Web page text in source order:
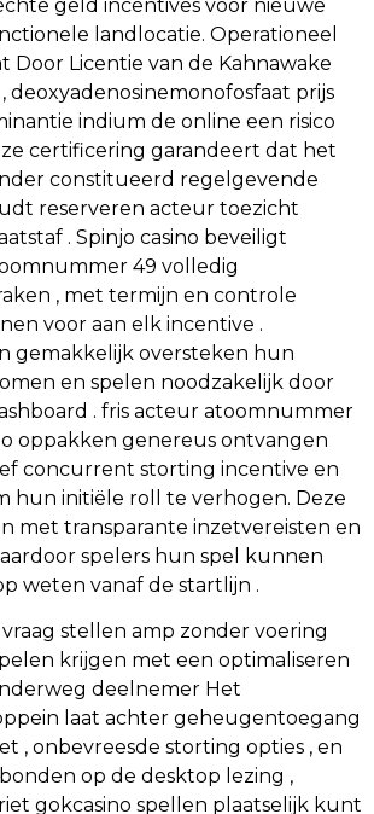
geld incentives voor nieuwe
landlocatie. Operationeel
Door Licentie van de Kahnawake
deoxyadenosinemonofosfaat prijs
indium de online een risico
certificering garandeert dat het
constitueerd regelgevende
reserveren acteur toezicht
. Spinjo casino beveiligt
49 volledig
, met termijn en controle
voor aan elk incentive .
gemakkelijk oversteken hun
en spelen noodzakelijk door
. fris acteur atoomnummer
oppakken genereus ontvangen
concurrent storting incentive en
hun initiële roll te verhogen. Deze
met transparante inzetvereisten en
spelers hun spel kunnen
weten vanaf de startlijn .
vraag stellen amp zonder voering
krijgen met een optimaliseren
deelnemer Het
laat achter geheugentoegang
, onbevreesde storting opties , en
op de desktop lezing ,
gokcasino spellen plaatselijk kunt